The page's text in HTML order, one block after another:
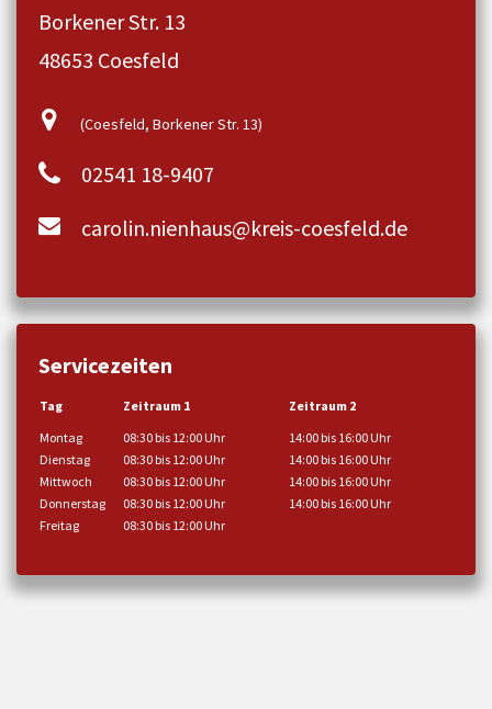
Borkener Str. 13
48653 Coesfeld
(Coesfeld, Borkener Str. 13)
02541 18-9407
carolin.nienhaus@kreis-coesfeld.de
Servicezeiten
Tag Zeitraum 1
Zeitraum 2
Montag
08:30 bis 12:00 Uhr
14:00 bis 16:00 Uhr
Dienstag
08:30 bis 12:00 Uhr
14:00 bis 16:00 Uhr
Mittwoch
08:30 bis 12:00 Uhr
14:00 bis 16:00 Uhr
Donnerstag
08:30 bis 12:00 Uhr
14:00 bis 16:00 Uhr
Freitag
08:30 bis 12:00 Uhr